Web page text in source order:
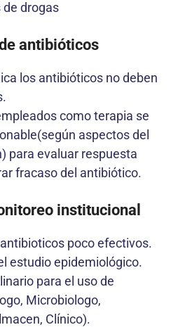
de drogas
antibióticos
los antibióticos no deben
como terapia se
aspectos del
para evaluar respuesta
fracaso del antibiótico.
institucional
poco efectivos.
estudio epidemiológico.
para el uso de
Microbiologo,
Clínico).